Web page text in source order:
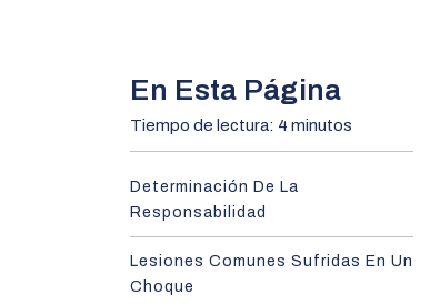
En Esta Página
Tiempo de lectura: 4 minutos
Determinación De La
Responsabilidad
Lesiones Comunes Sufridas En Un
Choque